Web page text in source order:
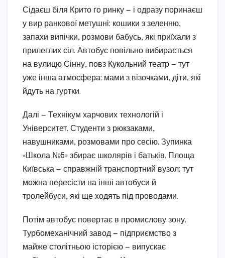
Сідаєш біля Крито го ринку — і одразу поринаєш
у вир ранкової метушні: кошики з зеленню,
запахи випічки, розмови бабусь, які приїхали з
прилеглих сіл. Автобус повільно вибирається
на вулицю Сінну, повз Кукольний театр — тут
уже інша атмосфера: мами з візочками, діти, які
йдуть на гуртки.
Далі — Технікум харчових технологій і
Університет. Студенти з рюкзаками,
навушниками, розмовами про сесію. Зупинка
«Школа №5» збирає школярів і батьків. Площа
Київська — справжній транспортний вузол: тут
можна пересісти на інші автобуси й
тролейбуси, які ще ходять під проводами.
Потім автобус повертає в промислову зону.
Турбомеханічний завод — підприємство з
майже столітньою історією — випускає